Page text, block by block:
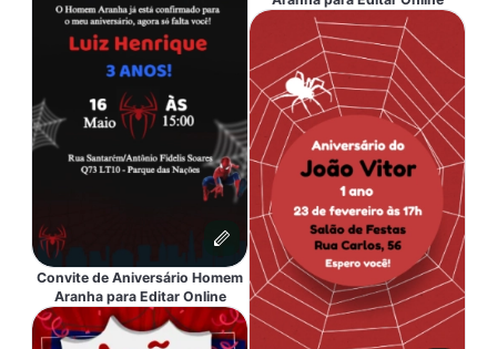
Convite de Aniversário Homem
Aranha para Editar Online